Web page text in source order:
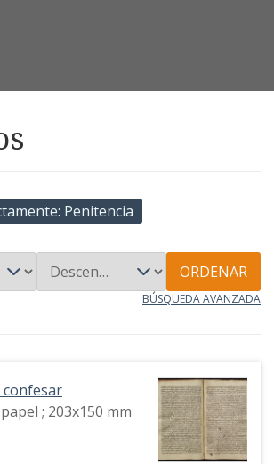
Penitencia
ORDENAR
BÚSQUEDA AVANZADA
; 203x150 mm